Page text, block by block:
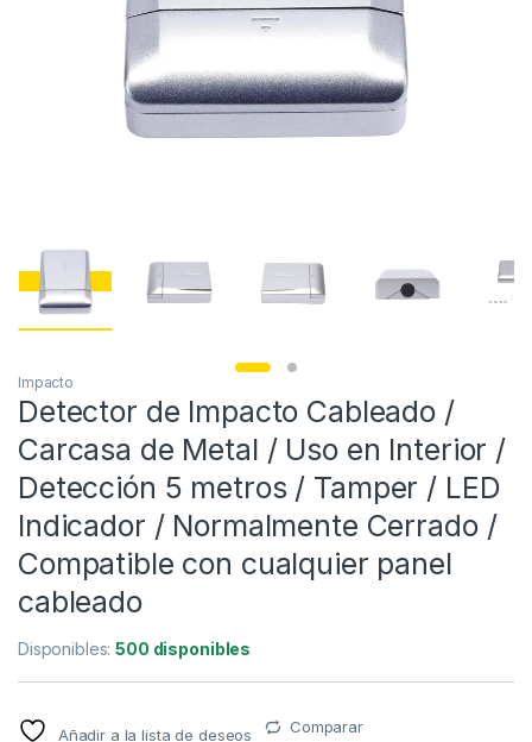
Impacto
Detector de Impacto Cableado /
Carcasa de Metal / Uso en Interior /
Detección 5 metros / Tamper / LED
Indicador / Normalmente Cerrado /
Compatible con cualquier panel
cableado
Disponibles:500 disponibles
Añadir a la lista de deseos Comparar